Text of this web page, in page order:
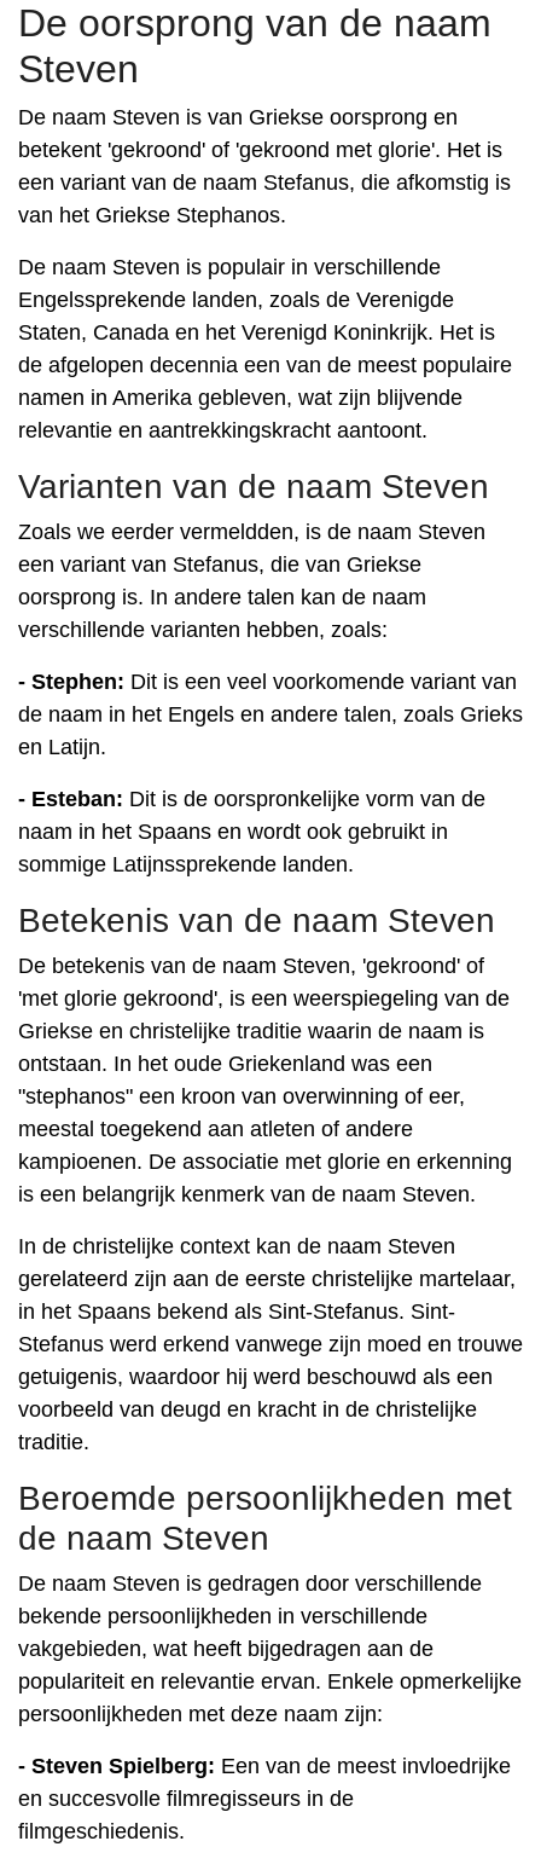
De oorsprong van de naam
Steven
De naam Steven is van Griekse oorsprong en
betekent 'gekroond' of 'gekroond met glorie'. Het is
een variant van de naam Stefanus, die afkomstig is
van het Griekse Stephanos.
De naam Steven is populair in verschillende
Engelssprekende landen, zoals de Verenigde
Staten, Canada en het Verenigd Koninkrijk. Het is
de afgelopen decennia een van de meest populaire
namen in Amerika gebleven, wat zijn blijvende
relevantie en aantrekkingskracht aantoont.
Varianten van de naam Steven
Zoals we eerder vermeldden, is de naam Steven
een variant van Stefanus, die van Griekse
oorsprong is. In andere talen kan de naam
verschillende varianten hebben, zoals:
- Stephen: Dit is een veel voorkomende variant van
de naam in het Engels en andere talen, zoals Grieks
en Latijn.
- Esteban: Dit is de oorspronkelijke vorm van de
naam in het Spaans en wordt ook gebruikt in
sommige Latijnssprekende landen.
Betekenis van de naam Steven
De betekenis van de naam Steven, 'gekroond' of
'met glorie gekroond', is een weerspiegeling van de
Griekse en christelijke traditie waarin de naam is
ontstaan. In het oude Griekenland was een
"stephanos" een kroon van overwinning of eer,
meestal toegekend aan atleten of andere
kampioenen. De associatie met glorie en erkenning
is een belangrijk kenmerk van de naam Steven.
In de christelijke context kan de naam Steven
gerelateerd zijn aan de eerste christelijke martelaar,
in het Spaans bekend als Sint-Stefanus. Sint-
Stefanus werd erkend vanwege zijn moed en trouwe
getuigenis, waardoor hij werd beschouwd als een
voorbeeld van deugd en kracht in de christelijke
traditie.
Beroemde persoonlijkheden met
de naam Steven
De naam Steven is gedragen door verschillende
bekende persoonlijkheden in verschillende
vakgebieden, wat heeft bijgedragen aan de
populariteit en relevantie ervan. Enkele opmerkelijke
persoonlijkheden met deze naam zijn:
- Steven Spielberg: Een van de meest invloedrijke
en succesvolle filmregisseurs in de
filmgeschiedenis.